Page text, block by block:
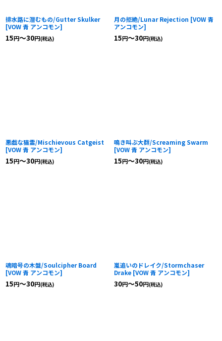
排水路に潜むもの/Gutter Skulker
[VOW 青 アンコモン]
15円～30円(税込)
月の拒絶/Lunar Rejection [VOW 青
アンコモン]
15円～30円(税込)
悪戯な猫霊/Mischievous Catgeist
[VOW 青 アンコモン]
15円～30円(税込)
鳴き叫ぶ大群/Screaming Swarm
[VOW 青 アンコモン]
15円～30円(税込)
魂暗号の木盤/Soulcipher Board
[VOW 青 アンコモン]
15円～30円(税込)
嵐追いのドレイク/Stormchaser
Drake [VOW 青 アンコモン]
30円～50円(税込)